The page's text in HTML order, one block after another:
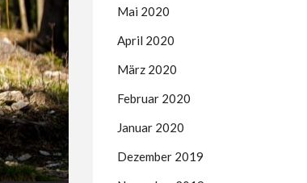
Mai 2020
April 2020
März 2020
Februar 2020
Januar 2020
Dezember 2019